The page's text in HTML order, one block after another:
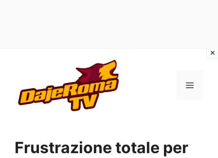
contenuto
MENU
Frustrazione totale per